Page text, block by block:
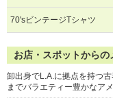
70'sビンテージTシャツ
お店・スポットからの
卸出身でL.A.に拠点を持つ
までバラエティー豊かなア